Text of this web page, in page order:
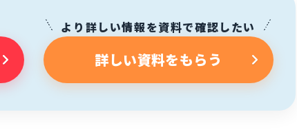
より詳しい情報を資料で確認したい
詳しい資料をもらう